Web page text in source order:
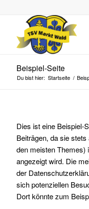
Beispiel-Seite
Du bist hier: Startseite /
Dies ist eine Beispiel-
Beiträgen, da sie
den meisten Themes)
angezeigt wird. Die
der
sich potenziellen
Dort könnte zum